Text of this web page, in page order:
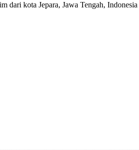
dari kota Jepara, Jawa Tengah, Indonesia